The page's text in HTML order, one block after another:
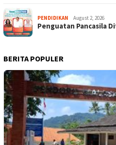
PENDIDIKAN August 2, 2026
Penguatan Pancasila
BERITA POPULER